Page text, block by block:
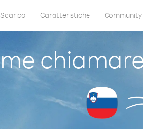
Scarica Caratteristiche Community